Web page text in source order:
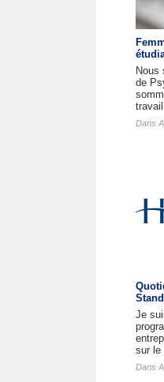
Nous
de
Dans
Je
sur le
Dans